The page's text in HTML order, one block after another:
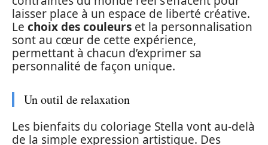
laisser place à un espace de liberté créative.
Le choix des couleurs et la personnalisation
sont au cœur de cette expérience,
permettant à chacun d’exprimer sa
personnalité de façon unique.
Un outil de relaxation
Les bienfaits du coloriage Stella vont au-delà
de la simple expression artistique. Des